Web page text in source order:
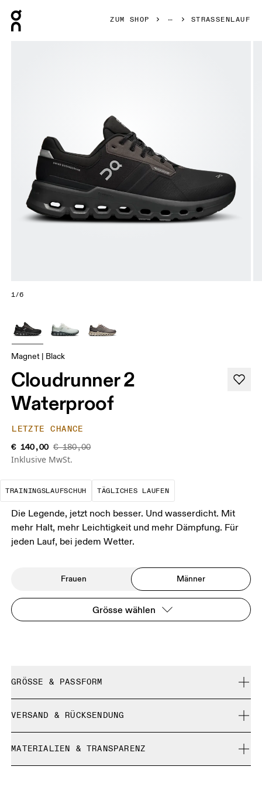
ZUM SHOP STRASSENLAUF
1/6
Magnet | Black
Cloudrunner 2
Waterproof
LETZTE CHANCE
€ 140,00 € 180,00
Inklusive MwSt.
TRAININGSLAUFSCHUH
Der optimale Schuh für die meisten
TÄGLICHES LAUFEN
Das ist deine Basis.
Die Legende, jetzt noch besser. Und wasserdicht. Mit
mehr Halt, mehr Leichtigkeit und mehr Dämpfung. Für
jeden Lauf, bei jedem Wetter.
Frauen Männer
Grösse wählen
GRÖSSE & PASSFORM
Grössentabelle – Männerschuhe
VERSAND & RÜCKSENDUNG
Kostenlose 30-Tage-Rückgabe
Limited-Edition-Artikel, Sonderfarben oder Letzte-
MATERIALIEN & TRANSPARENZ